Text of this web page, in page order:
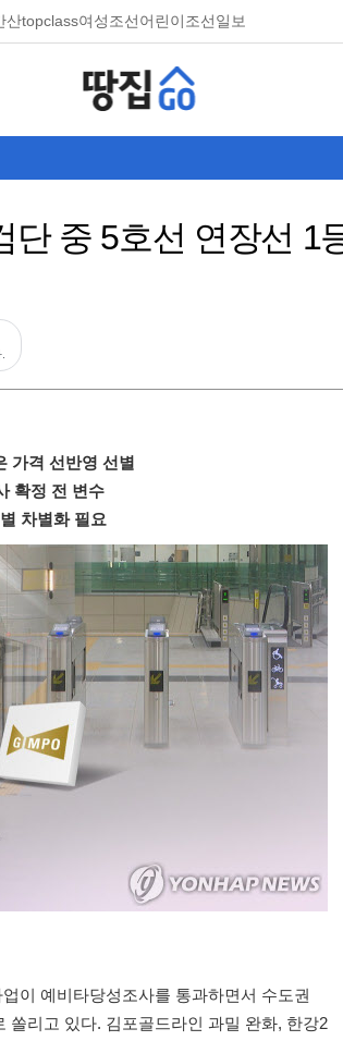
산topclass여성조선어린이조선일보
단 중 5호선 연장선 1
가격 선반영 선별
확정 전 변수
차별화 필요
이 예비타당성조사를 통과하면서 수도권
쏠리고 있다. 김포골드라인 과밀 완화, 한강2